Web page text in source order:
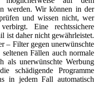
werden. Wir können in der
und wissen nicht, wer
Eine rechtssichere
ist daher nicht gewährleistet.
– Filter gegen unerwünschte
Fällen auch normale
als unerwünschte Werbung
schädigende Programme
in jedem Fall automatisch